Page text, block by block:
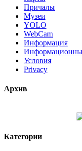
Причалы
Музеи
YOLO
WebCam
Информация
Условия
Privacy
Архив
Категории